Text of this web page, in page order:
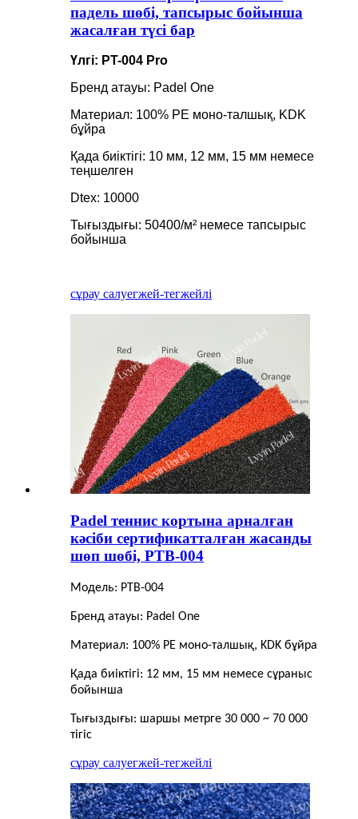
падель шөбі, тапсырыс бойынша
жасалған түсі бар
Үлгі: PT-004 Pro
Бренд атауы: Padel One
Материал: 100% PE моно-талшық, KDK
бұйра
Қада биіктігі: 10 мм, 12 мм, 15 мм немесе
теңшелген
Dtex: 10000
Тығыздығы: 50400/м² немесе тапсырыс
бойынша
сұрау салуегжей-тегжейлі
Padel теннис кортына арналған
кәсіби сертификатталған жасанды
шөп шөбі, PTB-004
Модель: PTB-004
Бренд атауы: Padel One
Материал: 100% PE моно-талшық, KDK бұйра
Қада биіктігі: 12 мм, 15 мм немесе сұраныс
бойынша
Тығыздығы: шаршы метрге 30 000 ~ 70 000
тігіс
сұрау салуегжей-тегжейлі